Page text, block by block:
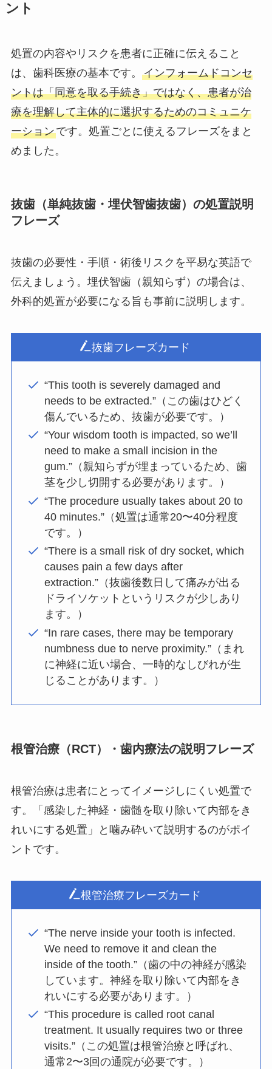
ント
処置の内容やリスクを患者に正確に伝えること
は、歯科医療の基本です。 インフォームドコンセ
ントは「同意を取る手続き」ではなく、患者が治
療を理解して主体的に選択するためのコミュニケ
ーションです。処置ごとに使えるフレーズをまと
めました。
抜歯（単純抜歯・埋伏智歯抜歯）の処置説明
フレーズ
抜歯の必要性・手順・術後リスクを平易な英語で
伝えましょう。埋伏智歯（親知らず）の場合は、
外科的処置が必要になる旨も事前に説明します。
抜歯フレーズカード
“This tooth is severely damaged and
needs to be extracted.”（この歯はひどく
傷んでいるため、抜歯が必要です。）
“Your wisdom tooth is impacted, so we’ll
need to make a small incision in the
gum.”（親知らずが埋まっているため、歯
茎を少し切開する必要があります。）
“The procedure usually takes about 20 to
40 minutes.”（処置は通常20〜40分程度
です。）
“There is a small risk of dry socket, which
causes pain a few days after
extraction.”（抜歯後数日して痛みが出る
ドライソケットというリスクが少しあり
ます。）
“In rare cases, there may be temporary
numbness due to nerve proximity.”（まれ
に神経に近い場合、一時的なしびれが生
じることがあります。）
根管治療（RCT）・歯内療法の説明フレーズ
根管治療は患者にとってイメージしにくい処置で
す。「感染した神経・歯髄を取り除いて内部をき
れいにする処置」と噛み砕いて説明するのがポイ
ントです。
根管治療フレーズカード
“The nerve inside your tooth is infected.
We need to remove it and clean the
inside of the tooth.”（歯の中の神経が感染
しています。神経を取り除いて内部をき
れいにする必要があります。）
“This procedure is called root canal
treatment. It usually requires two or three
visits.”（この処置は根管治療と呼ばれ、
通常2〜3回の通院が必要です。）